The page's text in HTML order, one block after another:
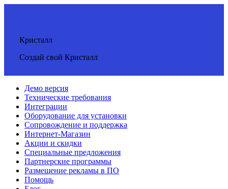
Кристалл
Создай свой Кристалл
Демо версия
Технические требования
Интеграции
Оборудование для установки
Сопровождение и поддержка
Интернет-Магазин
Акции и скидки
Специальные предложения
Партнерские программы
Размещение рекламы в ПО
Помощь